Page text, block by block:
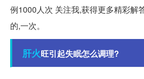
例1000人次 关注我,获得更多精彩解
的,一次。
肝火旺引起失眠怎么调理?